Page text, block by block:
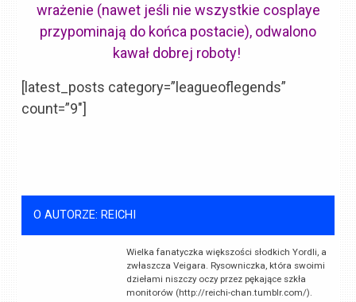
wrażenie (nawet jeśli nie wszystkie cosplaye
przypominają do końca postacie), odwalono
kawał dobrej roboty!
[latest_posts category=”leagueoflegends”
count=”9″]
O AUTORZE: REICHI
Wielka fanatyczka większości słodkich Yordli, a
zwłaszcza Veigara. Rysowniczka, która swoimi
dziełami niszczy oczy przez pękające szkła
monitorów (http://reichi-chan.tumblr.com/).